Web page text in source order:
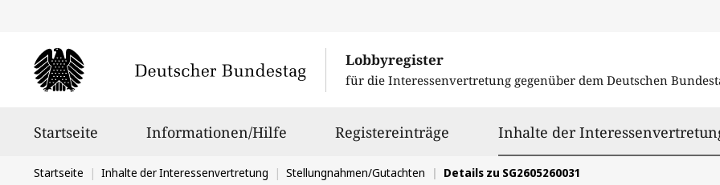
Lobbyregister
für die Interessenvertretung gegenüber dem Deutschen
Startseite Informationen/Hilfe Registereinträge Inhalte der
Sie
Startseite Inhalte der Interessenvertretung Stellungnahmen/Gutachten Details zu SG2605260031